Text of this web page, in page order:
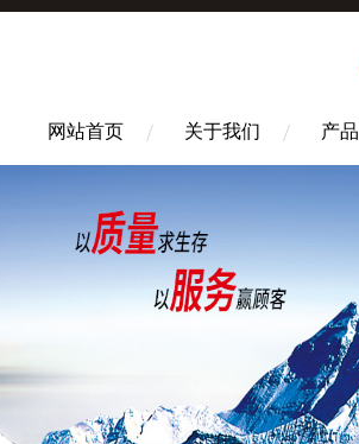
网站首页 关于我们 产